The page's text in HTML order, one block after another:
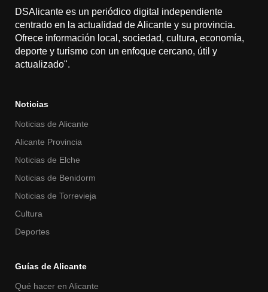
DSAlicante es un periódico digital independiente
centrado en la actualidad de Alicante y su provincia.
Ofrece información local, sociedad, cultura, economía,
deporte y turismo con un enfoque cercano, útil y
actualizado".
Noticias
Noticias de Alicante
Alicante Provincia
Noticias de Elche
Noticias de Benidorm
Noticias de Torrevieja
Cultura
Deportes
Guías de Alicante
Qué hacer en Alicante